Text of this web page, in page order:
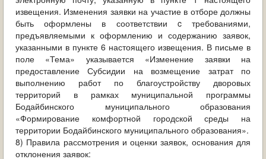
извещения. Изменения заявки на участие в отборе должны
быть оформлены в соответствии c требованиями,
предъявляемыми к оформлению и содержанию заявок,
указанными в пункте 6 настоящего извещения. В письме в
поле «Тема» указывается «Изменение заявки на
предоставление Субсидии на возмещение затрат по
выполнению работ по благоустройству дворовых
территорий в рамках муниципальной программы
Бодайбинского муниципального образования
«Формирование комфортной городской среды на
территории Бодайбинского муниципального образования».
8) Правила рассмотрения и оценки заявок, основания для
отклонения заявок: